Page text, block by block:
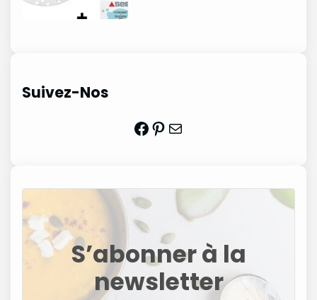
Suivez-Nos
Facebook Pinterest Mail
S’abonner à la
newsletter